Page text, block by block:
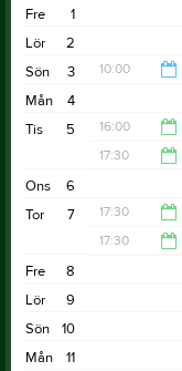
1
Fre
2
Lör
3
Sön 10:00
14:00
4
Mån
5
Tis 16:00
17:30
21:00
6
Ons
7
Tor 17:30
17:30
8
Fre
9
Lör
10
Sön
11
Mån